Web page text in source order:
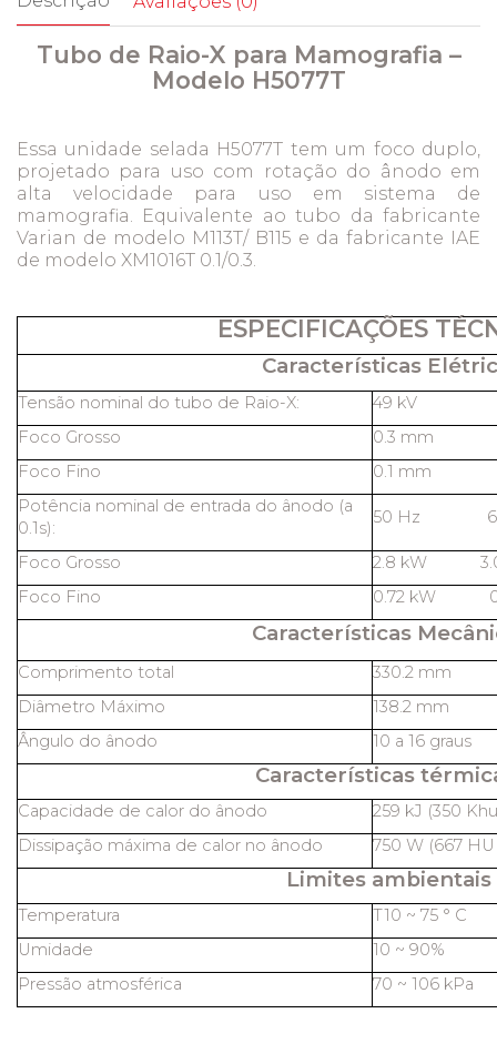
Tubo de Raio-X para Mamografia –
Modelo H5077T
Essa unidade selada H5077T tem um foco duplo,
projetado para uso com rotação do ânodo em
alta velocidade para uso em sistema de
mamografia. Equivalente ao tubo da fabricante
Varian de modelo M113T/ B115 e da fabricante IAE
de modelo XM1016T 0.1/0.3.
ESPECIFICAÇÕES
Características
Tensão nominal do tubo de Raio-X:
49 kV
Foco Grosso
0.3 mm
Foco Fino
0.1 mm
Potência nominal de entrada do ânodo (a
0.1s):
50 Hz
Foco Grosso
2.8 kW
Foco Fino
0.72 kW
Características
Comprimento total
330.2 mm
Diâmetro Máximo
138.2 mm
Ângulo do ânodo
10 a 16 graus
Características
Capacidade de calor do ânodo
259 kJ (350
Dissipação máxima de calor no ânodo
750 W (667 HU
Limites ambientais
Temperatura
T10 ~ 75 ° C
Umidade
10 ~ 90%
Pressão atmosférica
70 ~ 106 kPa